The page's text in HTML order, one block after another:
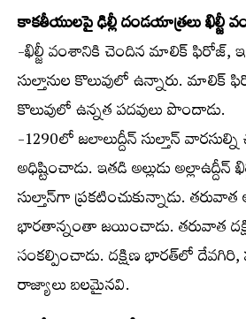
కాకతీయులపై ఢిల్లీ దండయాత్రలు ఖిల్జీ
-ఖిల్జీ వంశానికి చెందిన మాలిక్ ఫిరోజ్,
సుల్తానుల కొలువులో ఉన్నారు. మాలిక్
కొలువులో ఉన్నత పదవులు పొందాడు.
-1290లో జలాలుద్దీన్ సుల్తాన్
అధిష్టించాడు. ఇతడి అల్లుడు అల్లాఉద్దీన్
సుల్తాన్‌గా ప్రకటించుకున్నాడు. తరువాత
భారతాన్నంతా జయించాడు. తరువాత
సంకల్పించాడు. దక్షిణ భారత్‌లో
రాజ్యాలు బలమైనవి.